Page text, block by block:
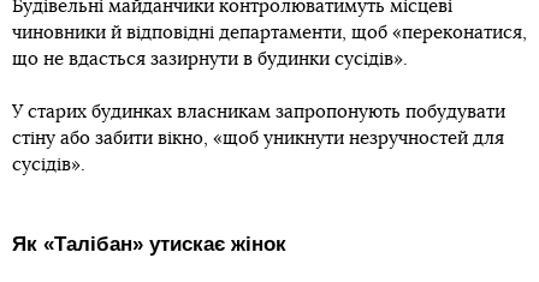
Будівельні майданчики контролюватимуть місцеві
чиновники й відповідні департаменти, щоб «переконатися,
що не вдасться зазирнути в будинки сусідів».
У старих будинках власникам запропонують побудувати
стіну або забити вікно, «щоб уникнути незручностей для
сусідів».
Як «Талібан» утискає жінок